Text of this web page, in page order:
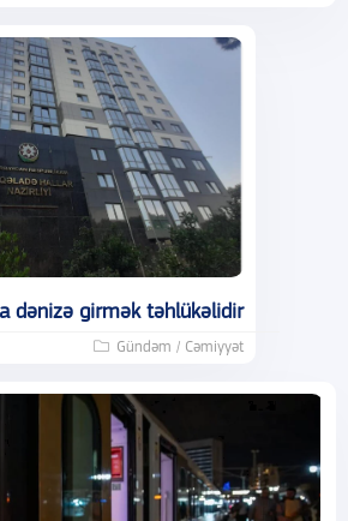
dənizə girmək təhlükəlidir
Gündəm / Cəmiyyət